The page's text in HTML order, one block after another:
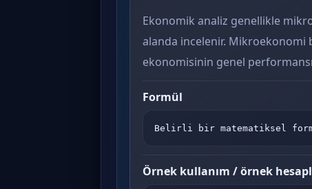
Ekonomik analiz genellikle
alanda incelenir. Mikroekonomi
ekonomisinin genel
Formül
Belirli bir matematiksel
Örnek kullanım / örnek